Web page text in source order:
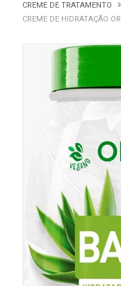
CREME DE TRATAMENTO
CREME DE HIDRATAÇÃO